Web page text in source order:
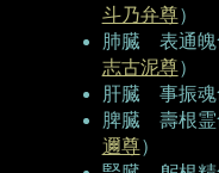
斗乃弁尊）
肺臓 表通
志古泥尊）
肝臓 事振
脾臓 壽根
邇尊）